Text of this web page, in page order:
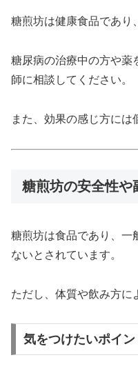
糖煎坊は健康食品であり
糖尿病の治療中の方や薬
師に相談してください。
また、効果の感じ方には
糖煎坊の安全性や
糖煎坊は食品であり、一
ないとされています。
ただし、体質や飲み方に
気をつけたいポイン